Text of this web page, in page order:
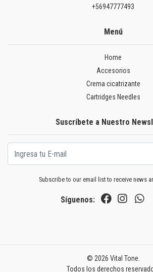
+56947777493
Menú
Home
Accesorios
Crema cicatrizante
Cartridges Needles
Suscríbete a Nuestro
Subscribe to our email list to receive news
Síguenos:
© 2026 Vital Tone.
Todos los derechos